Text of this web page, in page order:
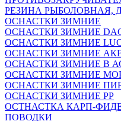
РЕЗИНА
ОСНАСТКИ ЗИМНИЕ
ОСНАСТКИ ЗИМНИЕ DAG
ОСНАСТКИ ЗИМНИЕ
ОСНАСТКИ ЗИМНИЕ
ОСНАСТКИ ЗИМНИЕ В
ОСНАСТКИ ЗИМНИЕ
ОСНАСТКИ ЗИМНИЕ
ОСНАСТКИ ЗИМНИЕ РР
ОСТНАСТКА КАРП-
ПОВОДКИ